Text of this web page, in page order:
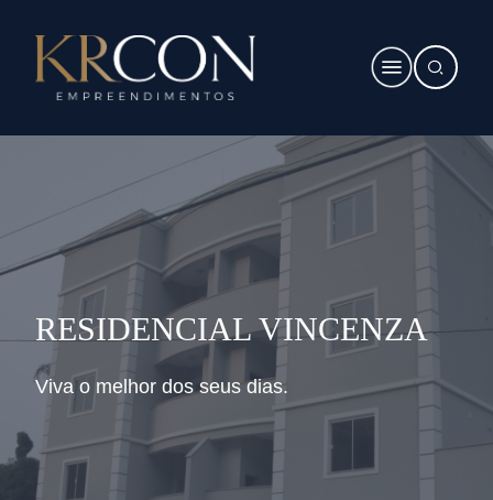
RESIDENCIAL VINCENZA
Viva o melhor dos seus dias.